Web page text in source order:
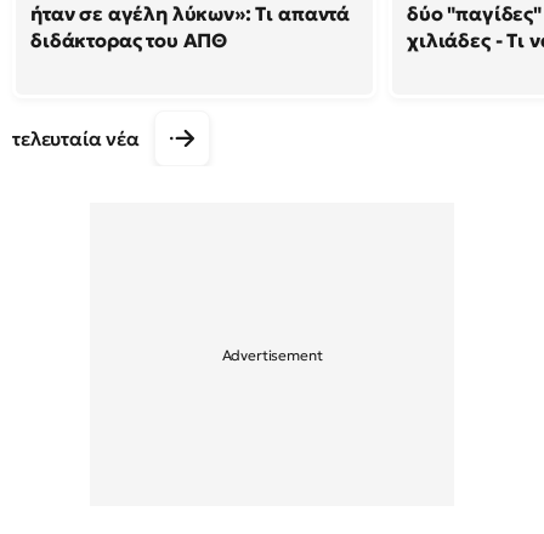
ήταν σε αγέλη λύκων»: Τι απαντά
διδάκτορας του ΑΠΘ
δύο
χιλιάδες - Τι
τελευταία νέα